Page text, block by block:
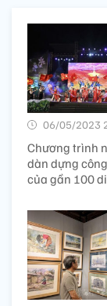
06/05/2023
Chương trình
dàn dựng
của gần 100